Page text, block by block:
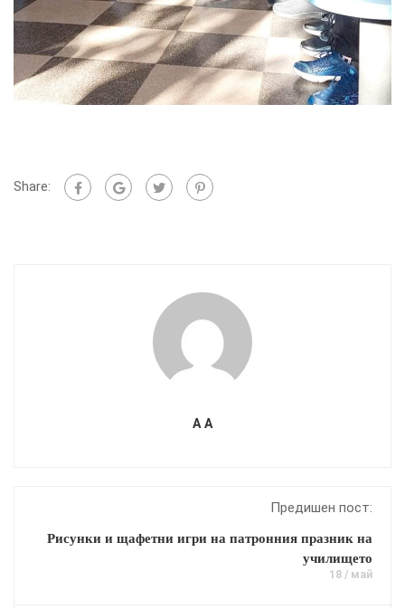
Share:
A A
Предишен пост:
Рисунки и щафетни игри на патронния празник на
училището
18 / май